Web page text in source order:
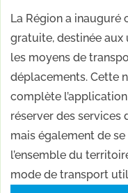
La Région a inauguré
gratuite, destinée
les moyens de
déplacements. Cette
complète
réserver des services
mais également de
l’ensemble du
mode de transport